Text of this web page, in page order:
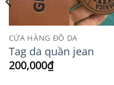
CỬA HÀNG ĐỒ DA
Tag da quần jean
200,000₫